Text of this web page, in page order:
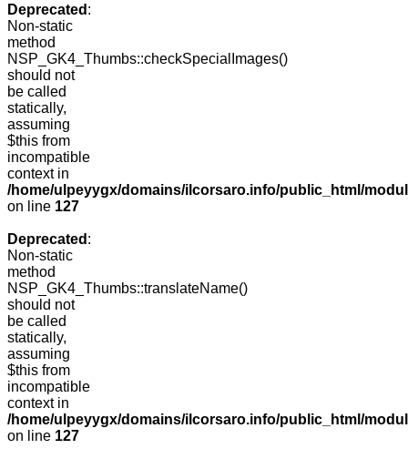
Deprecated :
Non-static
method
NSP_GK4_Thumbs::checkSpecialImages()
should not
be called
statically,
assuming
$this from
incompatible
context in
/home/ulpeyygx/domains/ilcorsaro.info/public_html/
on line 127
Deprecated :
Non-static
method
NSP_GK4_Thumbs::translateName()
should not
be called
statically,
assuming
$this from
incompatible
context in
/home/ulpeyygx/domains/ilcorsaro.info/public_html/
on line 127